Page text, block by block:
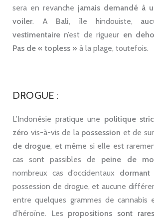
sera en revanche jamais demandé à
voiler. A Bali, île hindouiste,
vestimentaire n’est de rigueur en
Pas de « topless » à la plage, toutefois.
DROGUE :
L’Indonésie pratique une politique
zéro vis-à-vis de la possession et de
de drogue, et même si elle est
cas sont passibles de peine de
nombreux cas d’occidentaux
possession de drogue, et aucune
entre quelques grammes de cannabis
d’héroïne. Les propositions sont rares